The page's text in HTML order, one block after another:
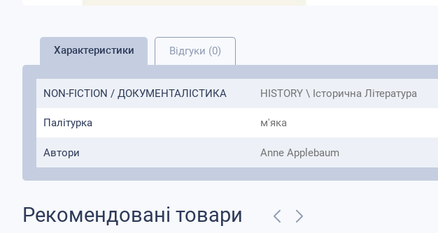
Характеристики Відгуки (0)
NON-FICTION / ДОКУМЕНТАЛІСТИКА HISTORY \ Історична Література
Палітурка м'яка
Автори Anne Applebaum
Рекомендовані товари